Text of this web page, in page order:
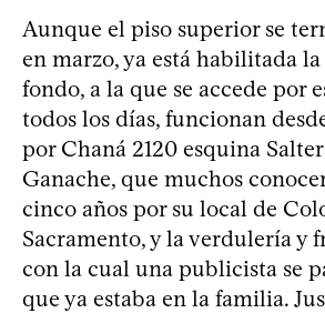
Aunque el piso superior se
en marzo, ya está habilitada
fondo, a la que se accede por
todos los días, funcionan
por Chaná 2120 esquina
Ganache, que muchos
cinco años por su local de
Sacramento, y la verdulería y
con la cual una publicista se
que ya estaba en la familia.